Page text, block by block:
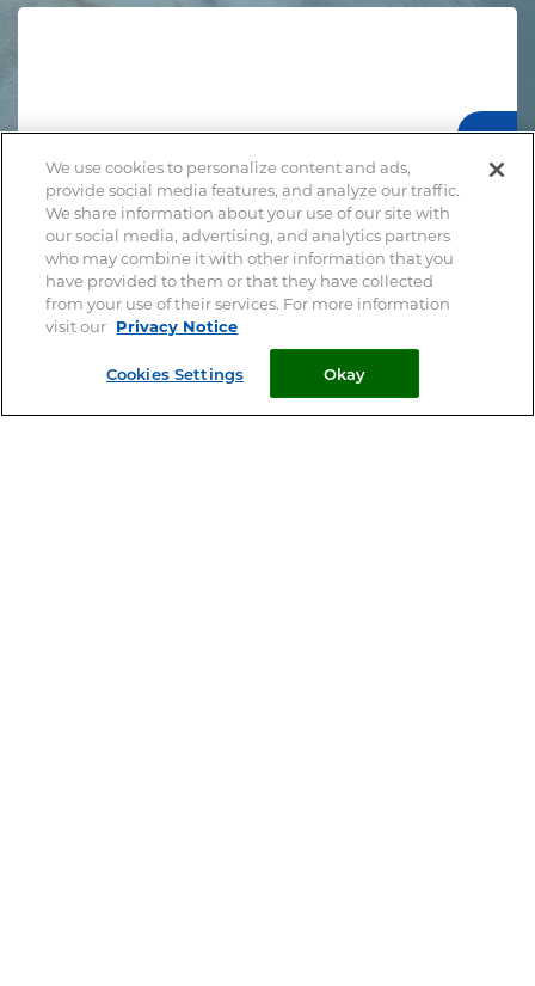
Tire-Tic x3
We use cookies to personalize content and ads,
provide social media features, and analyze our traffic.
We share information about your use of our site with
our social media, advertising, and analytics partners
who may combine it with other information that you
have provided to them or that they have collected
from your use of their services. For more information
visit our Privacy Notice
Cookies Settings Okay